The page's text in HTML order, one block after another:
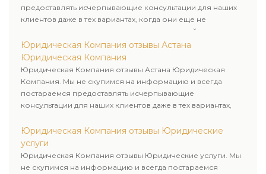
предоставлять исчерпывающие консультации для наших
клиентов даже в тех вариантах, когда они еще не
пользовались юридическими услугами нашей компании.
Юридическая Компания отзывы Астана
Юридическая Компания
Юридическая Компания отзывы Астана Юридическая
Компания. Мы не скупимся на информацию и всегда
постараемся предоставлять исчерпывающие
консультации для наших клиентов даже в тех вариантах,
нашей компании.
Юридическая Компания отзывы Юридические
услуги
Юридическая Компания отзывы Юридические услуги. Мы
не скупимся на информацию и всегда постараемся